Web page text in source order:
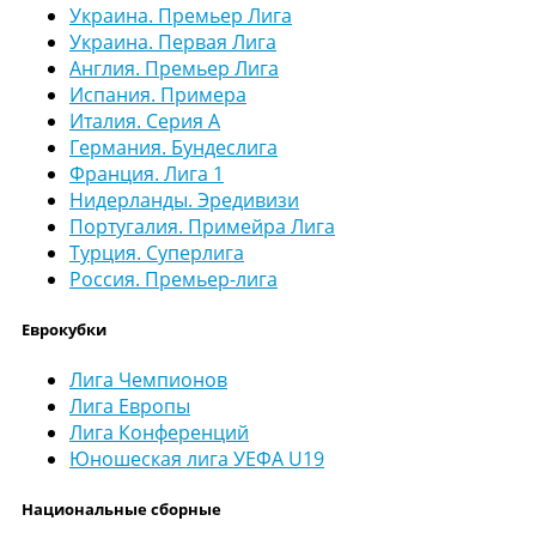
Украина. Премьер Лига
Украина. Первая Лига
Англия. Премьер Лига
Испания. Примера
Италия. Серия А
Германия. Бундеслига
Франция. Лига 1
Нидерланды. Эредивизи
Португалия. Примейра Лига
Турция. Суперлига
Россия. Премьер-лига
Еврокубки
Лига Чемпионов
Лига Европы
Лига Конференций
Юношеская лига УЕФА U19
Национальные сборные